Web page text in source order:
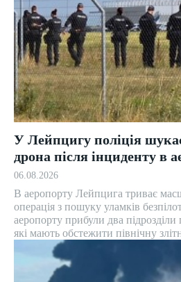
У Лейпцигу поліція
дрона після інциденту в
06.08.2026
В аеропорту Лейпцига триває
операція з пошуку уламків
аеропорту прибули два підрозділи
які мають обстежити північну